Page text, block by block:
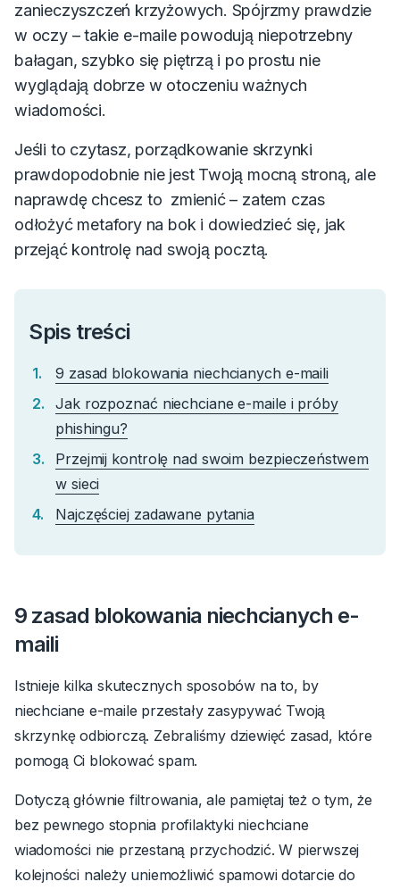
zanieczyszczeń krzyżowych. Spójrzmy prawdzie
w oczy – takie e-maile powodują niepotrzebny
bałagan, szybko się piętrzą i po prostu nie
wyglądają dobrze w otoczeniu ważnych
wiadomości.
Jeśli to czytasz, porządkowanie skrzynki
prawdopodobnie nie jest Twoją mocną stroną, ale
naprawdę chcesz to zmienić – zatem czas
odłożyć metafory na bok i dowiedzieć się, jak
przejąć kontrolę nad swoją pocztą.
Spis treści
9 zasad blokowania niechcianych e-maili
Jak rozpoznać niechciane e-maile i próby
phishingu?
Przejmij kontrolę nad swoim bezpieczeństwem
w sieci
Najczęściej zadawane pytania
9 zasad blokowania niechcianych e-
maili
Istnieje kilka skutecznych sposobów na to, by
niechciane e-maile przestały zasypywać Twoją
skrzynkę odbiorczą. Zebraliśmy dziewięć zasad, które
pomogą Ci blokować spam.
Dotyczą głównie filtrowania, ale pamiętaj też o tym, że
bez pewnego stopnia profilaktyki niechciane
wiadomości nie przestaną przychodzić. W pierwszej
kolejności należy uniemożliwić spamowi dotarcie do